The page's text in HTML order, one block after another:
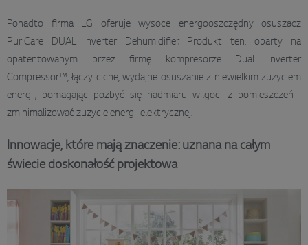
Ponadto firma LG oferuje wysoce energooszczędny osuszacz
PuriCare DUAL Inverter Dehumidifier. Produkt ten, oparty na
opatentowanym przez firmę kompresorze Dual Inverter
Compressor™, łączy ciche, wydajne osuszanie z niewielkim zużyciem
energii, pomagając pozbyć się nadmiaru wilgoci z pomieszczeń i
zminimalizować zużycie energii elektrycznej.
Innowacje, które mają znaczenie: uznana na całym
świecie doskonałość projektowa